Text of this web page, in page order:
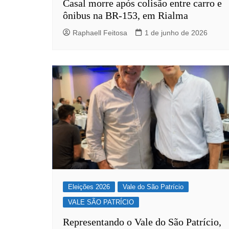
Casal morre após colisão entre carro e
ônibus na BR-153, em Rialma
Raphaell Feitosa 1 de junho de 2026
Eleições 2026
Vale do São Patrício
VALE SÃO PATRÍCIO
Representando o Vale do São Patrício,